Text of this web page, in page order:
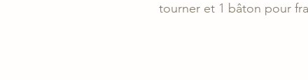
tourner et 1 bâton pour